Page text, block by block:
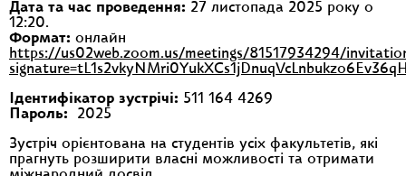
Дата та час проведення: 27 листопада 2025 року о
12:20.
Формат: онлайн
https://us02web.zoom.us/meetings/81517934294/
Ідентифікатор зустрічі: 511 164 4269
Пароль:
2025
Зустріч орієнтована на студентів усіх факультетів, які
прагнуть розширити власні можливості та отримати